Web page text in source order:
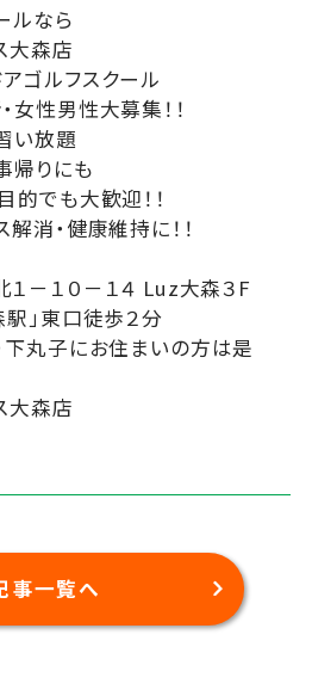
ルなら
大森店
ゴルフスクール
性男性大募集！！
い放題
帰りにも
でも大歓迎！！
消・健康維持に！！
－１０－１４ Luz大森３F
」東口徒歩２分
下丸子にお住まいの方は是
大森店
事一覧へ